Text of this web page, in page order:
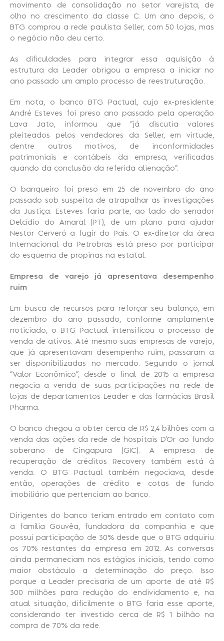
movimento de consolidação no setor varejista, de
olho no crescimento da classe C. Um ano depois, o
BTG comprou a rede paulista Seller, com 50 lojas, mas
o negócio não deu certo.
As dificuldades para integrar essa aquisição à
estrutura da Leader obrigou a empresa a iniciar no
ano passado um amplo processo de reestruturação.
Em nota, o banco BTG Pactual, cujo ex-presidente
André Esteves foi preso ano passado pela operação
Lava Jato, informou que “já discutia valores
pleiteados pelos vendedores da Seller, em virtude,
dentre outros motivos, de inconformidades
patrimoniais e contábeis da empresa, verificadas
quando da conclusão da referida alienação”.
O banqueiro foi preso em 25 de novembro do ano
passado sob suspeita de atrapalhar as investigações
da Justiça. Esteves faria parte, ao lado do senador
Delcídio do Amaral (PT), de um plano para ajudar
Nestor Cerveró a fugir do País. O ex-diretor da área
Internacional da Petrobras está preso por participar
do esquema de propinas na estatal.
Empresa de varejo já apresentava desempenho
ruim
Em busca de recursos para reforçar seu balanço, em
dezembro do ano passado, conforme amplamente
noticiado, o BTG Pactual intensificou o processo de
venda de ativos. Até mesmo suas empresas de varejo,
que já apresentavam desempenho ruim, passaram a
ser disponibilizadas no mercado. Segundo o jornal
“Valor Econômico”, desde o final de 2015 a empresa
negocia a venda de suas participações na rede de
lojas de departamentos Leader e das farmácias Brasil
Pharma.
O banco chegou a obter cerca de R$ 2,4 bilhões com a
venda das ações da rede de hospitais D’Or ao fundo
soberano de Cingapura (GIC). A empresa de
recuperação de créditos Recovery também está à
venda. O BTG Pactual também negociava, desde
então, operações de crédito e cotas de fundo
imobiliário que pertenciam ao banco.
Dirigentes do banco teriam entrado em contato com
a família Gouvêa, fundadora da companhia e que
possui participação de 30% desde que o BTG adquiriu
os 70% restantes da empresa em 2012. As conversas
ainda permaneciam nos estágios iniciais, tendo como
maior obstáculo a determinação do preço. Isso
porque a Leader precisaria de um aporte de até R$
300 milhões para redução do endividamento e, na
atual situação, dificilmente o BTG faria esse aporte,
considerando ter investido cerca de R$ 1 bilhão na
compra de 70% da rede.